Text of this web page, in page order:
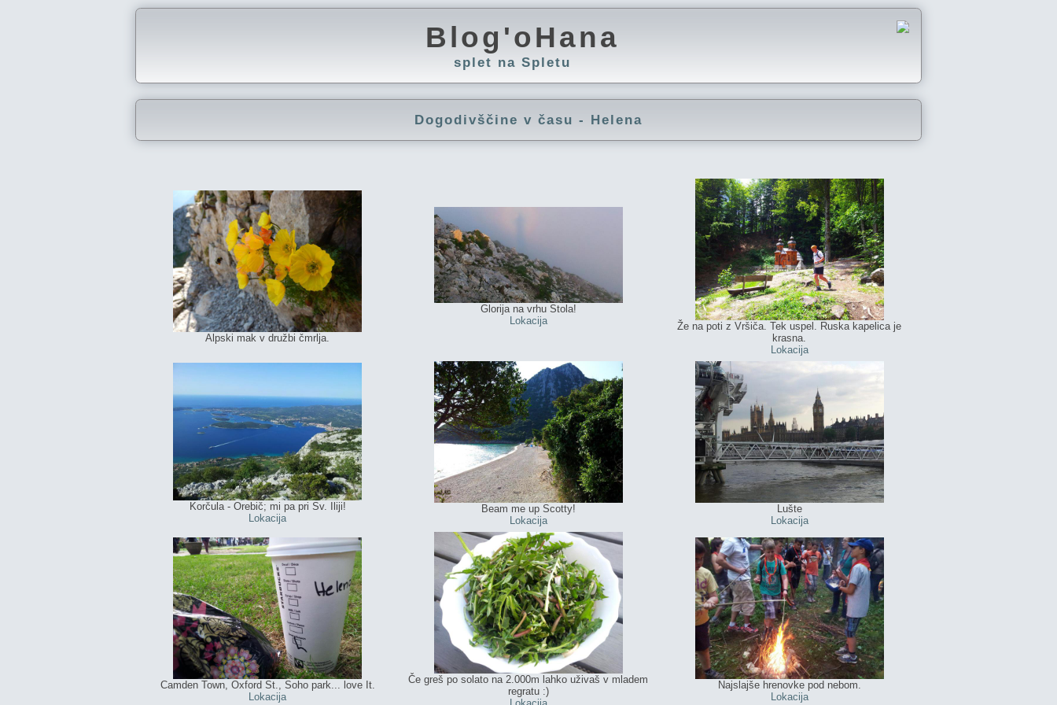
Blog'oHana
splet na Spletu
Dogodivščine v času - Helena
Alpski mak v družbi čmrlja.
Glorija na vrhu Stola!
Lokacija
Že na poti z Vršiča. Tek uspel. Ruska kapelica je
krasna.
Lokacija
Korčula - Orebič; mi pa pri Sv. Iliji!
Lokacija
Beam me up Scotty!
Lokacija
Lušte
Lokacija
Camden Town, Oxford St., Soho park... love It.
Lokacija
Če greš po solato na 2.000m lahko uživaš v mladem
regratu :)
Najslajše hrenovke pod nebom.
Lokacija